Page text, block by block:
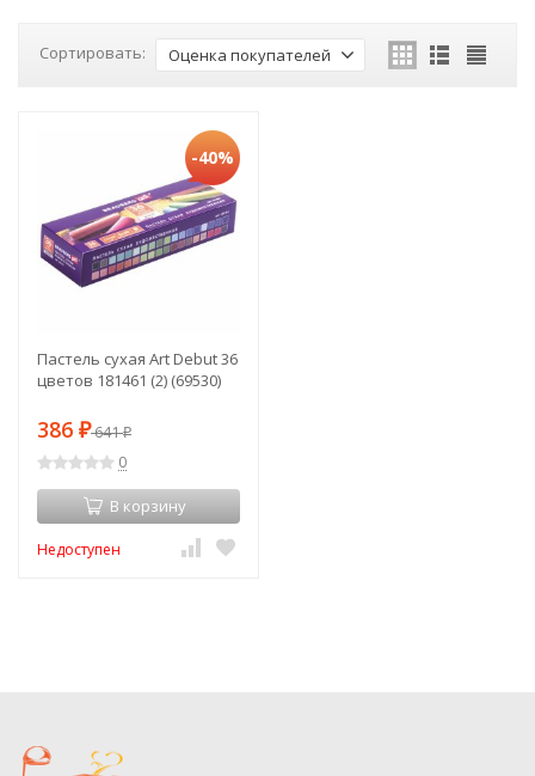
Сортировать: Оценка покупателей
-40%
Пастель сухая Art Debut 36
цветов 181461 (2) (69530)
386 ₽641₽
0
В корзину
Недоступен